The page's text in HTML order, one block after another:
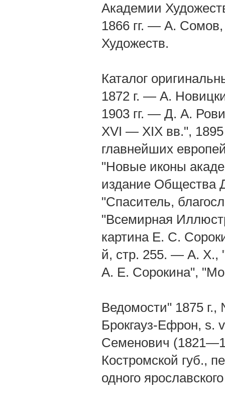
Академии
1866 гг. — А.
Художеств.
Каталог
1872 г. — А.
1903 гг. — Д. А.
XVI — XIX вв.",
главнейших
"Новые иконы
издание Общества
"Спаситель,
"Всемирная
картина Е. С.
й, стр. 255. — А. X.,
А. Е. Сорокина",
Ведомости" 1875
Брокгауз-Ефрон, s.
Семенович
Костромской губ.,
одного